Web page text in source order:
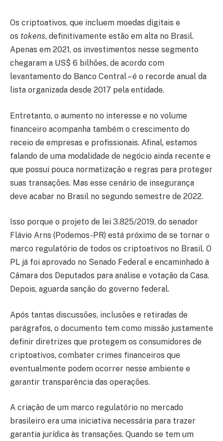
Os criptoativos, que incluem moedas digitais e
os tokens, definitivamente estão em alta no Brasil.
Apenas em 2021, os investimentos nesse segmento
chegaram a US$ 6 bilhões, de acordo com
levantamento do Banco Central – é o recorde anual da
lista organizada desde 2017 pela entidade.
Entretanto, o aumento no interesse e no volume
financeiro acompanha também o crescimento do
receio de empresas e profissionais. Afinal, estamos
falando de uma modalidade de negócio ainda recente e
que possui pouca normatização e regras para proteger
suas transações. Mas esse cenário de insegurança
deve acabar no Brasil no segundo semestre de 2022.
Isso porque o projeto de lei 3.825/2019, do senador
Flávio Arns (Podemos-PR) está próximo de se tornar o
marco regulatório de todos os criptoativos no Brasil. O
PL já foi aprovado no Senado Federal e encaminhado à
Câmara dos Deputados para análise e votação da Casa.
Depois, aguarda sanção do governo federal.
Após tantas discussões, inclusões e retiradas de
parágrafos, o documento tem como missão justamente
definir diretrizes que protegem os consumidores de
criptoativos, combater crimes financeiros que
eventualmente podem ocorrer nesse ambiente e
garantir transparência das operações.
A criação de um marco regulatório no mercado
brasileiro era uma iniciativa necessária para trazer
garantia jurídica às transações. Quando se tem um